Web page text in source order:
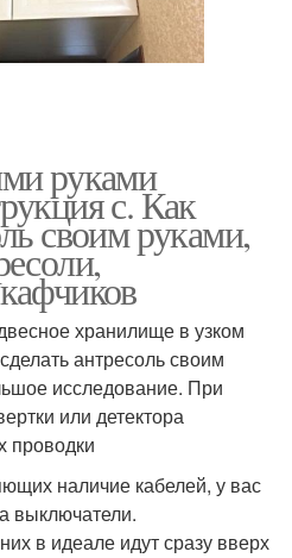
руками
с. Как
своим руками,
хранилище в узком
антресоль своим
исследование. При
или детектора
проводки
наличие кабелей, у вас
выключатели.
в идеале идут сразу вверх